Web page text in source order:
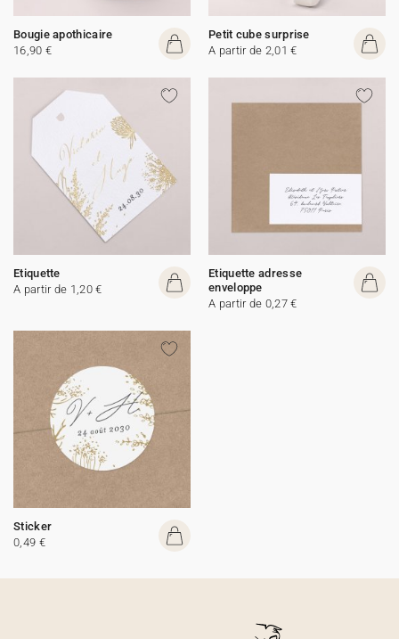
Bougie apothicaire
16,90 €
Petit cube surprise
A partir de 2,01 €
Etiquette
A partir de 1,20 €
Etiquette adresse
enveloppe
A partir de 0,27 €
Sticker
0,49 €